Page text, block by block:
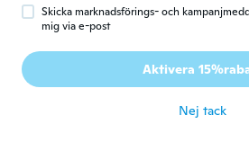
John
Gick med 2020 · 568
Skicka marknadsförings- och
mig via e-post
Aktivera
Nej tack